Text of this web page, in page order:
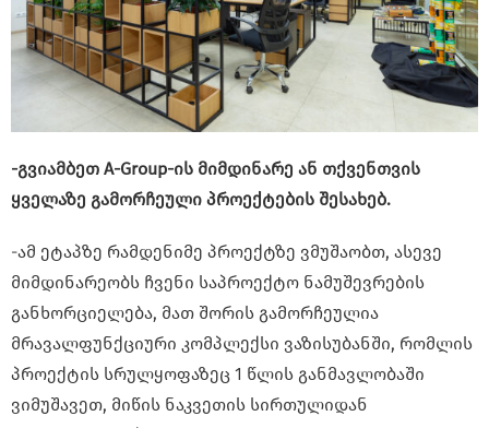
-გვიამბეთ A-Group-ის მიმდინარე ან თქვენთვის
ყველაზე გამორჩეული პროექტების შესახებ.
-ამ ეტაპზე რამდენიმე პროექტზე ვმუშაობთ, ასევე
მიმდინარეობს ჩვენი საპროექტო ნამუშევრების
განხორციელება, მათ შორის გამორჩეულია
მრავალფუნქციური კომპლექსი ვაზისუბანში, რომლის
პროექტის სრულყოფაზეც 1 წლის განმავლობაში
ვიმუშავეთ, მიწის ნაკვეთის სირთულიდან